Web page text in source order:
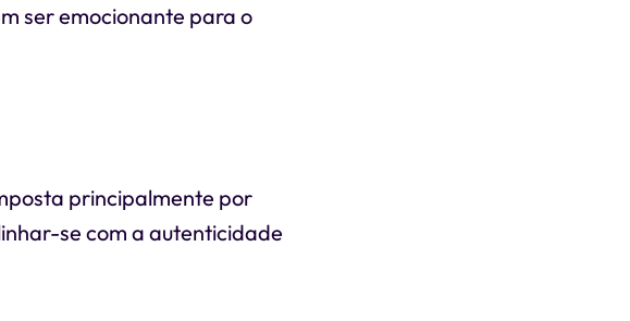
ser emocionante para o
principalmente por
se com a autenticidade